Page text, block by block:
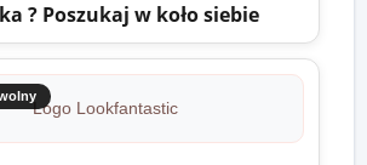
? Poszukaj w koło siebie